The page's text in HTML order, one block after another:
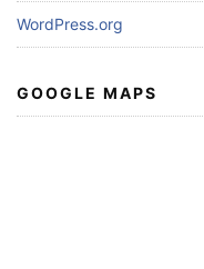
WordPress.org
GOOGLE MAPS